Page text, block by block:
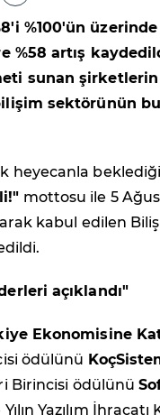
%100'ün
%58 artış
sunan şirketlerin
sektörünün
heyecanla
mottosu ile 5
kabul edilen
açıklandı"
Ekonomisine
ödülünü
Birincisi ödülünü
Yılın Yazılım